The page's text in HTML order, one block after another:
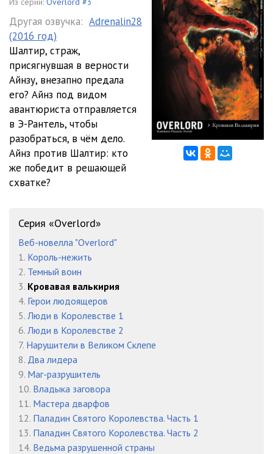
Другая озвучка: Adrenalin28
(2016 год)
Шалтир, страж,
присягнувшая в верности
Айнзу, внезапно предала
его? Айнз под видом
авантюриста отправляется
в Э-Рантель, чтобы
разобраться, в чём дело.
Айнз против Шалтир: кто
же победит в решающей
схватке?
Серия «Overlord»
Веб-новелла "Overlord"
1. Король-нежить
2. Темный воин
3. Кровавая валькирия
4. Герои людоящеров
5. Люди в Королевстве 1
6. Люди в Королевстве 2
7. Нарушители в Великом Склепе
8. Два лидера
9. Маг-разрушитель
10. Владыка заговора
11. Мастера дварфов
12. Паладин Святого Королевства. Часть 1
13. Паладин Святого Королевства. Часть 2
14. Ведьма разрушенной страны